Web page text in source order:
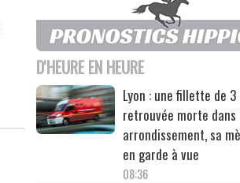
D'HEURE EN HEURE
Lyon : une fillette de 3
retrouvée morte dans
arrondissement, sa
en garde à vue
08:36